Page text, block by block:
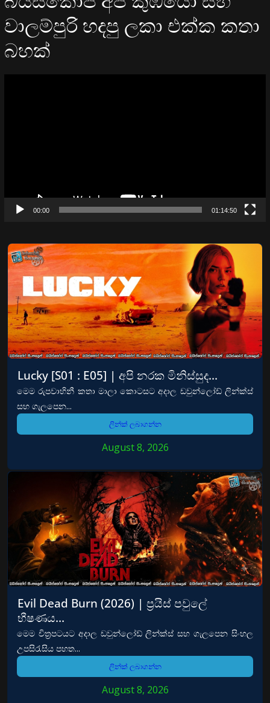
වාලම්පුරි හදපු ලකා එක්ක කතා
බහක්
00:00 01:14:50
Lucky [S01 : E05] | අපි නරක මිනිස්සුද…
මෙම රුපවාහිනී කතා මාලා කොටසට අදාල ඩවුන්ලෝඩ් ලින්ක්ස්
සහ ගැලපෙන...
ලින්ක් ලබාගන්න
August 8, 2026
Evil Dead Burn (2026) | ප්‍රයිස් පවුලේ
භීෂණය…
මෙම චිත්‍රපටයට අදාල ඩවුන්ලෝඩ් ලින්ක්ස් සහ ගැලපෙන සිංහල
උපසිරැසිය පහත...
ලින්ක් ලබාගන්න
August 8, 2026